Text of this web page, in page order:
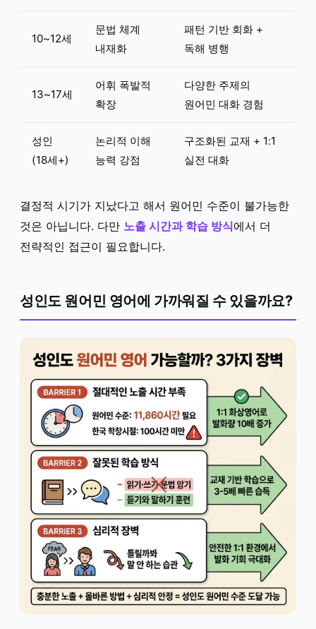
10~12세
문법 체계
내재화
패턴 기반 회화 +
독해 병행
13~17세
어휘 폭발적
확장
다양한 주제의
원어민 대화 경험
성인
(18세+)
논리적 이해
능력 강점
구조화된 교재 + 1:1
실전 대화
결정적 시기가 지났다고 해서 원어민 수준이 불가능한
것은 아닙니다. 다만 노출 시간과 학습 방식에서 더
전략적인 접근이 필요합니다.
성인도 원어민 영어에 가까워질 수 있을까요?